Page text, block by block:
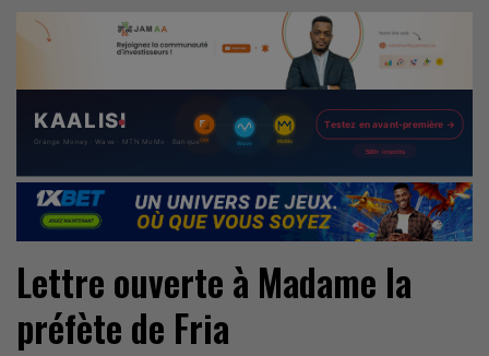
Lettre ouverte à Madame la
préfète de Fria